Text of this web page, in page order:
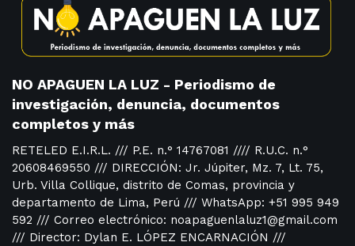
NO APAGUEN LA LUZ - Periodismo de
investigación, denuncia, documentos
completos y más
RETELED E.I.R.L. /// P.E. n.° 14767081 //// R.U.C. n.°
20608469550 /// DIRECCIÓN: Jr. Júpiter, Mz. 7, Lt. 75,
Urb. Villa Collique, distrito de Comas, provincia y
departamento de Lima, Perú /// WhatsApp: +51 995 949
592 /// Correo electrónico: noapaguenlaluz1@gmail.com
/// Director: Dylan E. LÓPEZ ENCARNACIÓN ///